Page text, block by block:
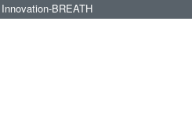
Innovation-BREATH